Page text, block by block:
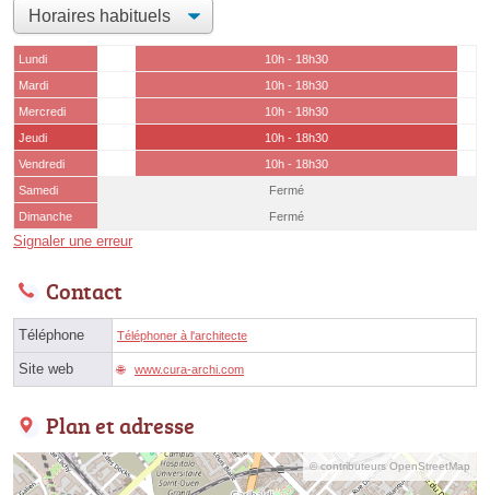
Lundi
10h - 18h30
Mardi
10h - 18h30
Mercredi
10h - 18h30
Jeudi
10h - 18h30
Vendredi
10h - 18h30
Samedi
Fermé
Dimanche
Fermé
Signaler une erreur
Contact
Téléphone Téléphoner à l'architecte
Site web www.cura-archi.com
Plan et adresse
© contributeurs OpenStreetMap